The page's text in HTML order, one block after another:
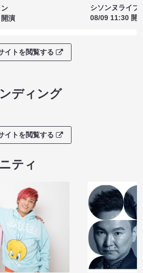
演
シソンヌライ
08/09 11:30 開
イトを閲覧する
ディング
イトを閲覧する
ティ